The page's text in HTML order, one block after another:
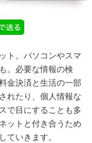
ト。パソコンやスマ
。必要な情報の検
金決済と生活の一部
れたり、個人情報な
で目にすることも多
ットと付き合うため
ていきます。